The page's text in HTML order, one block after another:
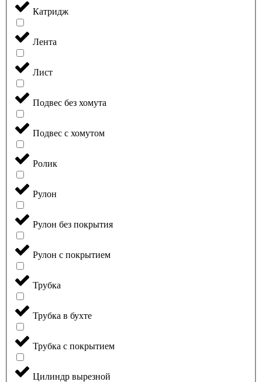
Катридж
Лента
Лист
Подвес без хомута
Подвес с хомутом
Ролик
Рулон
Рулон без покрытия
Рулон с покрытием
Трубка
Трубка в бухте
Трубка с покрытием
Цилиндр вырезной